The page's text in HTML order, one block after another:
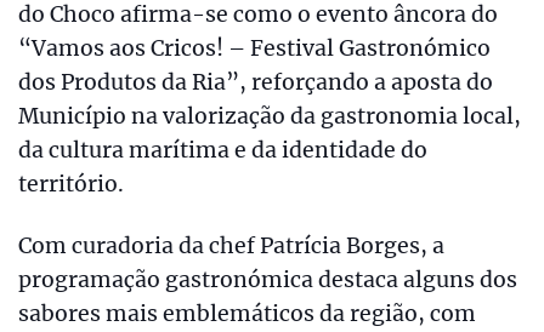
do Choco afirma-se como o evento âncora do
“Vamos aos Cricos! – Festival Gastronómico
dos Produtos da Ria”, reforçando a aposta do
Município na valorização da gastronomia local,
da cultura marítima e da identidade do
território.
Com curadoria da chef Patrícia Borges, a
programação gastronómica destaca alguns dos
sabores mais emblemáticos da região, com